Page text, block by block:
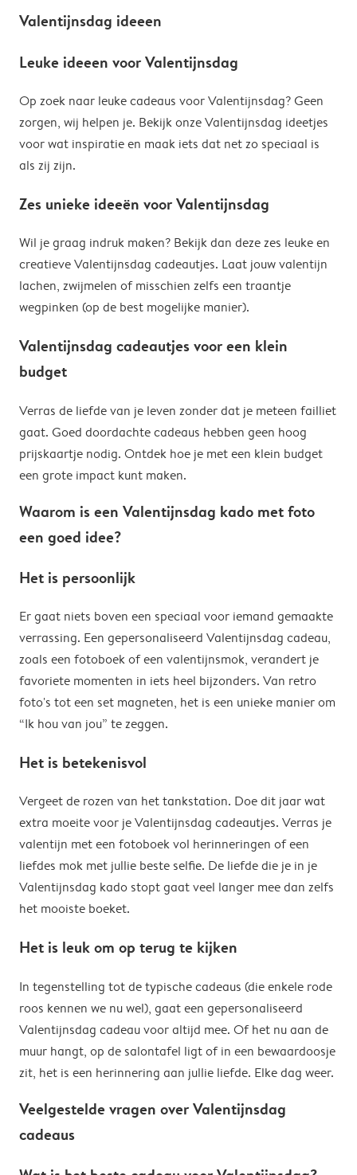
Valentijnsdag ideeen
Leuke ideeen voor Valentijnsdag
Op zoek naar leuke cadeaus voor Valentijnsdag? Geen
zorgen, wij helpen je. Bekijk onze Valentijnsdag ideetjes
voor wat inspiratie en maak iets dat net zo speciaal is
als zij zijn.
Zes unieke ideeën voor Valentijnsdag
Wil je graag indruk maken? Bekijk dan deze zes leuke en
creatieve Valentijnsdag cadeautjes. Laat jouw valentijn
lachen, zwijmelen of misschien zelfs een traantje
wegpinken (op de best mogelijke manier).
Valentijnsdag cadeautjes voor een klein
budget
Verras de liefde van je leven zonder dat je meteen failliet
gaat. Goed doordachte cadeaus hebben geen hoog
prijskaartje nodig. Ontdek hoe je met een klein budget
een grote impact kunt maken.
Waarom is een Valentijnsdag kado met foto
een goed idee?
Het is persoonlijk
Er gaat niets boven een speciaal voor iemand gemaakte
verrassing. Een gepersonaliseerd Valentijnsdag cadeau,
zoals een fotoboek of een valentijnsmok, verandert je
favoriete momenten in iets heel bijzonders. Van retro
foto's tot een set magneten, het is een unieke manier om
“Ik hou van jou” te zeggen.
Het is betekenisvol
Vergeet de rozen van het tankstation. Doe dit jaar wat
extra moeite voor je Valentijnsdag cadeautjes. Verras je
valentijn met een fotoboek vol herinneringen of een
liefdes mok met jullie beste selfie. De liefde die je in je
Valentijnsdag kado stopt gaat veel langer mee dan zelfs
het mooiste boeket.
Het is leuk om op terug te kijken
In tegenstelling tot de typische cadeaus (die enkele rode
roos kennen we nu wel), gaat een gepersonaliseerd
Valentijnsdag cadeau voor altijd mee. Of het nu aan de
muur hangt, op de salontafel ligt of in een bewaardoosje
zit, het is een herinnering aan jullie liefde. Elke dag weer.
Veelgestelde vragen over Valentijnsdag
cadeaus